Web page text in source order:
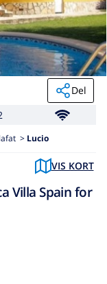
Del
> Lucio
VIS KORT
Villa Spain for